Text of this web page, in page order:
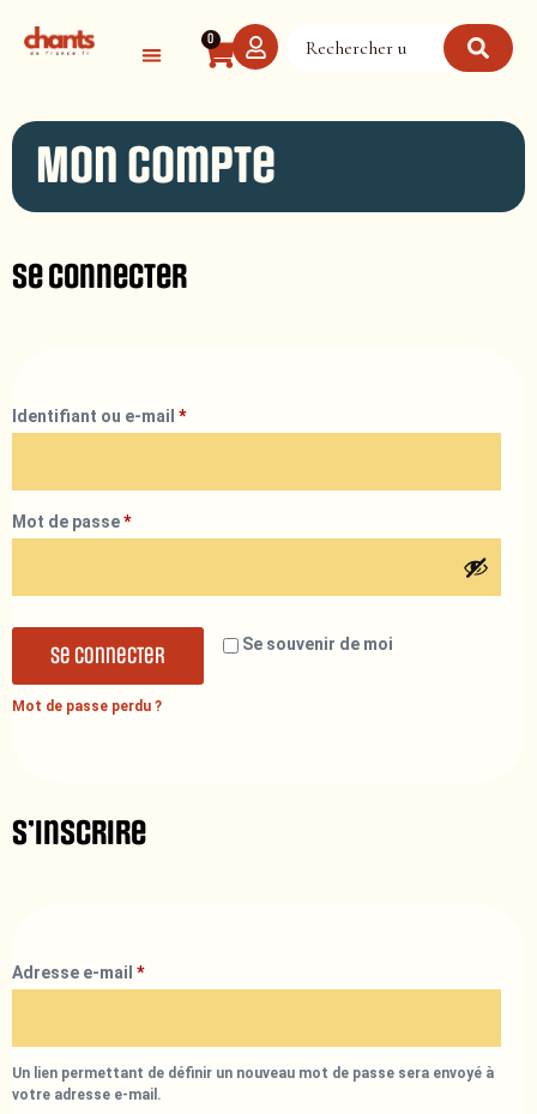
0
Mon compte
Se connecter
Identifiant ou e-mail *
Mot de passe*
Se souvenir de moi
Se connecter
Mot de passe perdu ?
S’inscrire
Adresse e-mail *
Un lien permettant de définir un nouveau mot de passe sera envoyé à
votre adresse e-mail.